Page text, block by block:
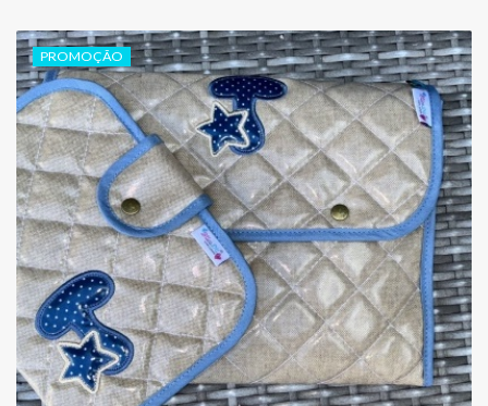
PROMOÇÃO